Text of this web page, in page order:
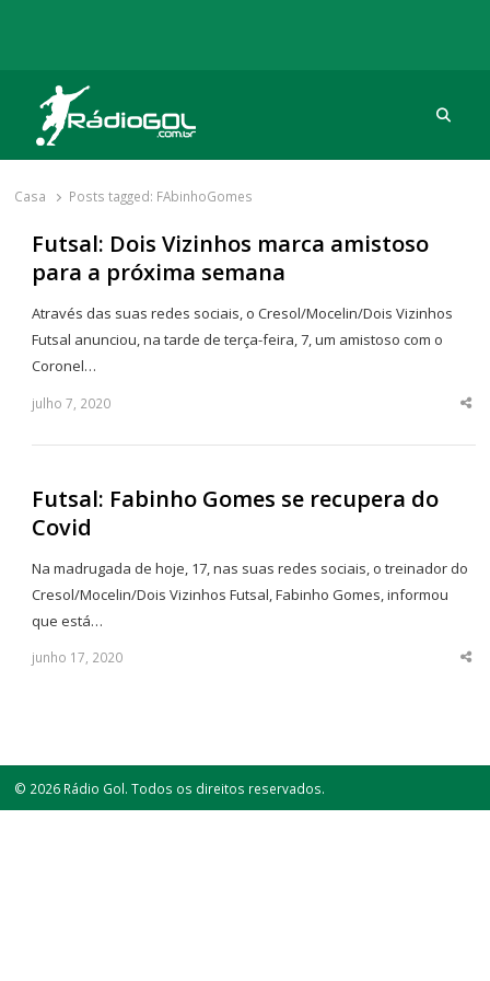
Rádio Gol
Há mais de 20 anos com as melhores coberturas
Casa Posts tagged: FAbinhoGomes
Futsal: Dois Vizinhos marca amistoso
para a próxima semana
Através das suas redes sociais, o Cresol/Mocelin/Dois Vizinhos
Futsal anunciou, na tarde de terça-feira, 7, um amistoso com o
Coronel…
julho 7, 2020
Futsal: Fabinho Gomes se recupera do
Covid
Na madrugada de hoje, 17, nas suas redes sociais, o treinador do
Cresol/Mocelin/Dois Vizinhos Futsal, Fabinho Gomes, informou
que está…
junho 17, 2020
© 2026 Rádio Gol. Todos os direitos reservados.